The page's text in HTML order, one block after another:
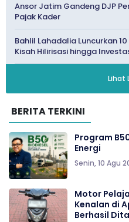
Ansor Jatim Gandeng DJP
Pajak Kader
Bahlil Lahadalia Luncurkan
Kisah Hilirisasi hingga
Lihat
BERITA TERKINI
Program
Energi
Senin, 10 Agu
Motor
Kenalan di
Berhasil